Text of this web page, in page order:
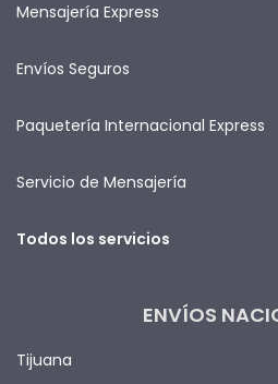
Mensajería Express
Envíos Seguros
Paquetería Internacional Express
Servicio de Mensajería
Todos los servicios
ENVÍOS
Tijuana